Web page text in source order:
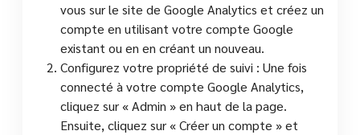
vous sur le site de Google Analytics et créez un
compte en utilisant votre compte Google
existant ou en en créant un nouveau.
Configurez votre propriété de suivi : Une fois
connecté à votre compte Google Analytics,
cliquez sur « Admin » en haut de la page.
Ensuite, cliquez sur « Créer un compte » et